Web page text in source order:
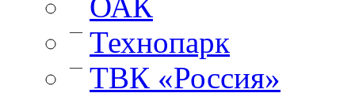
— Технопарк
— ТВК «Россия»